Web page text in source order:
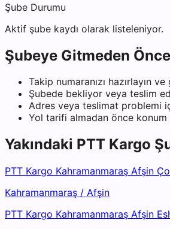
Şube Durumu
Aktif şube kaydı olarak listeleniyor.
Şubeye Gitmeden
Takip numaranızı hazırlayın
Şubede bekliyor veya teslim
Adres veya teslimat problemi
Yol tarifi almadan önce konum
Yakındaki PTT Kargo
PTT Kargo Kahramanmaraş Afşin
Kahramanmaraş / Afşin
PTT Kargo Kahramanmaraş Afşin